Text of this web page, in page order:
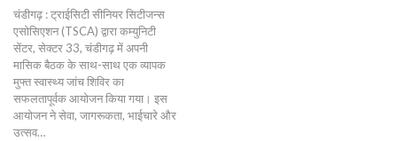
​चंडीगढ़ : ​ट्राईसिटी सीनियर सिटीजन्स
एसोसिएशन (TSCA) द्वारा कम्युनिटी
सेंटर, सेक्टर 33, चंडीगढ़ में अपनी
मासिक बैठक के साथ-साथ एक व्यापक
मुफ्त स्वास्थ्य जांच शिविर का
सफलतापूर्वक आयोजन किया गया। इस
आयोजन ने सेवा, जागरूकता, भाईचारे और
उत्सव…